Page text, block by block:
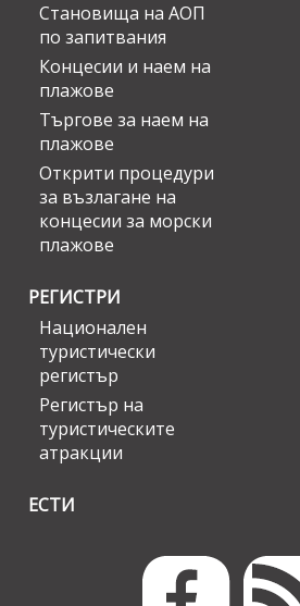
Становища на АОП
по запитвания
Концесии и наем на
плажове
Търгове за наем на
плажове
Открити процедури
за възлагане на
концесии за морски
плажове
РЕГИСТРИ
Национален
туристически
регистър
Регистър на
туристическите
атракции
ЕСТИ